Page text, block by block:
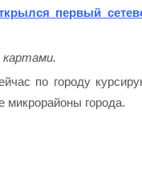
первый
картами.
по городу
микрорайоны города.